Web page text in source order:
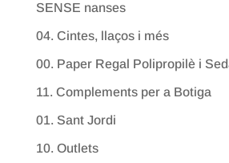
SENSE nanses
04. Cintes, llaços i més
00. Paper Regal Polipropilè i
11. Complements per a Botiga
01. Sant Jordi
10. Outlets